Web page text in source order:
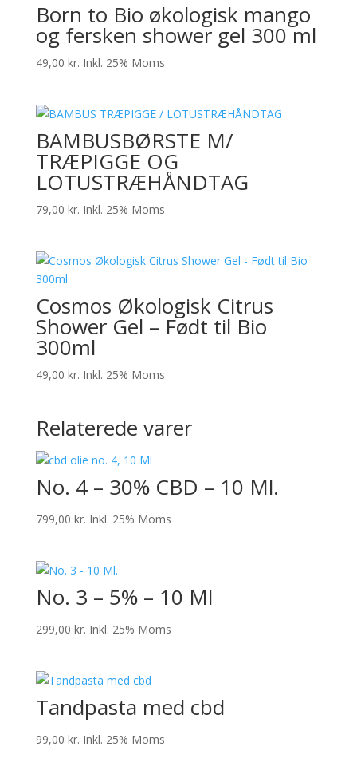
Born to Bio økologisk mango
og fersken shower gel 300 ml
49,00 kr. Inkl. 25% Moms
BAMBUSBØRSTE M/
TRÆPIGGE OG
LOTUSTRÆHÅNDTAG
79,00 kr. Inkl. 25% Moms
Cosmos Økologisk Citrus
Shower Gel – Født til Bio
300ml
49,00 kr. Inkl. 25% Moms
Relaterede varer
No. 4 – 30% CBD – 10 Ml.
799,00 kr. Inkl. 25% Moms
No. 3 – 5% – 10 Ml
299,00 kr. Inkl. 25% Moms
Tandpasta med cbd
99,00 kr. Inkl. 25% Moms